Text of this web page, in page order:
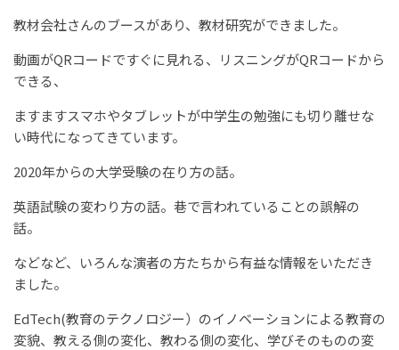
教材会社さんのブースがあり、教材研究ができました。
動画がQRコードですぐに見れる、リスニングがQRコードから
できる、
ますますスマホやタブレットが中学生の勉強にも切り離せな
い時代になってきています。
2020年からの大学受験の在り方の話。
英語試験の変わり方の話。巷で言われていることの誤解の
話。
などなど、いろんな演者の方たちから有益な情報をいただき
ました。
EdTech(教育のテクノロジー）のイノベーションによる教育の
変貌、教える側の変化、教わる側の変化、学びそのものの変